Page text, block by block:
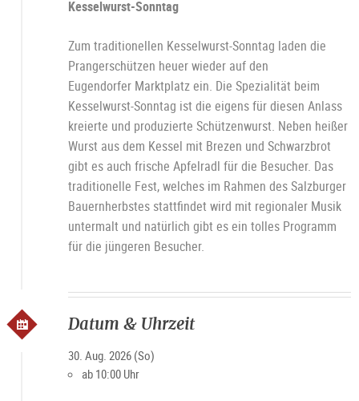
Kesselwurst-Sonntag
Zum traditionellen Kesselwurst-Sonntag laden die
Prangerschützen heuer wieder auf den
Eugendorfer Marktplatz ein. Die Spezialität beim
Kesselwurst-Sonntag ist die eigens für diesen Anlass
kreierte und produzierte Schützenwurst. Neben heißer
Wurst aus dem Kessel mit Brezen und Schwarzbrot
gibt es auch frische Apfelradl für die Besucher. Das
traditionelle Fest, welches im Rahmen des Salzburger
Bauernherbstes stattfindet wird mit regionaler Musik
untermalt und natürlich gibt es ein tolles Programm
für die jüngeren Besucher.
Datum & Uhrzeit
30. Aug. 2026 (So)
ab 10:00 Uhr